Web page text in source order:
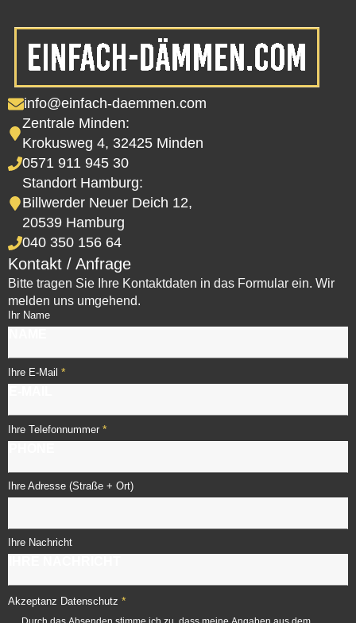
info@einfach-daemmen.com
Zentrale Minden:
Krokusweg 4, 32425 Minden
0571 911 945 30
Standort Hamburg:
Billwerder Neuer Deich 12,
20539 Hamburg
040 350 156 64
Kontakt / Anfrage
Bitte tragen Sie Ihre Kontaktdaten in das Formular ein. Wir
melden uns umgehend.
Ihr Name
Ihre E-Mail *
Ihre Telefonnummer *
Ihre Adresse (Straße + Ort)
Ihre Nachricht
Akzeptanz Datenschutz *